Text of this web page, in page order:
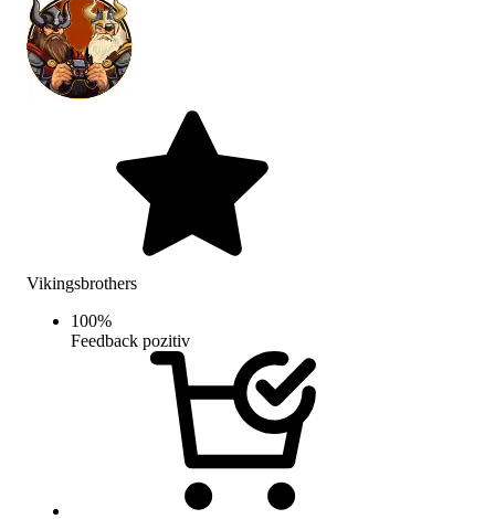
Vikingsbrothers
100%
Feedback pozitiv